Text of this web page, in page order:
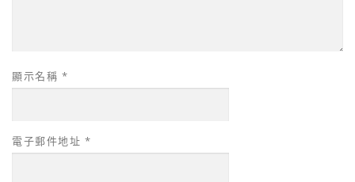
顯示名稱 *
電子郵件地址 *